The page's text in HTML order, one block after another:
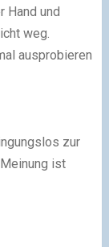
Hand und
weg.
ausprobieren
zur
ist